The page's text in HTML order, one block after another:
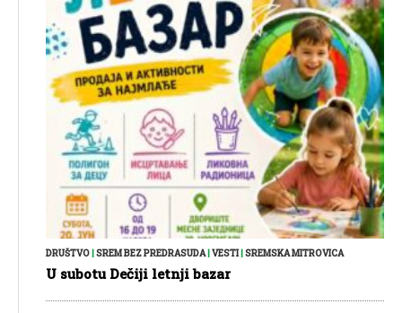
DRUŠTVO|SREM BEZ PREDRASUDA|VESTI|SREMSKA MITROVICA
U subotu Dečiji letnji bazar